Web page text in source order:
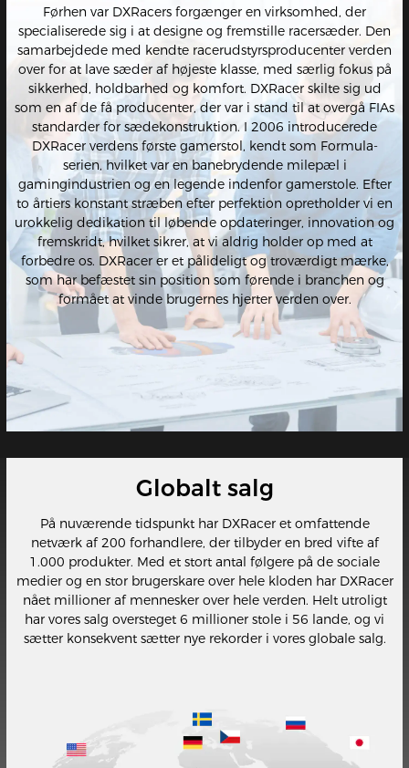
Førhen var DXRacers forgænger en virksomhed, der
specialiserede sig i at designe og fremstille racersæder. Den
samarbejdede med kendte racerudstyrsproducenter verden
over for at lave sæder af højeste klasse, med særlig fokus på
sikkerhed, holdbarhed og komfort. DXRacer skilte sig ud
som en af de få producenter, der var i stand til at overgå FIAs
standarder for sædekonstruktion. I 2006 introducerede
DXRacer verdens første gamerstol, kendt som Formula-
serien, hvilket var en banebrydende milepæl i
gamingindustrien og en legende indenfor gamerstole. Efter
to årtiers konstant stræben efter perfektion opretholder vi en
urokkelig dedikation til løbende opdateringer, innovation og
fremskridt, hvilket sikrer, at vi aldrig holder op med at
forbedre os. DXRacer er et pålideligt og troværdigt mærke,
som har befæstet sin position som førende i branchen og
formået at vinde brugernes hjerter verden over.
Globalt salg
På nuværende tidspunkt har DXRacer et omfattende
netværk af 200 forhandlere, der tilbyder en bred vifte af
1.000 produkter. Med et stort antal følgere på de sociale
medier og en stor brugerskare over hele kloden har DXRacer
nået millioner af mennesker over hele verden. Helt utroligt
har vores salg oversteget 6 millioner stole i 56 lande, og vi
sætter konsekvent sætter nye rekorder i vores globale salg.